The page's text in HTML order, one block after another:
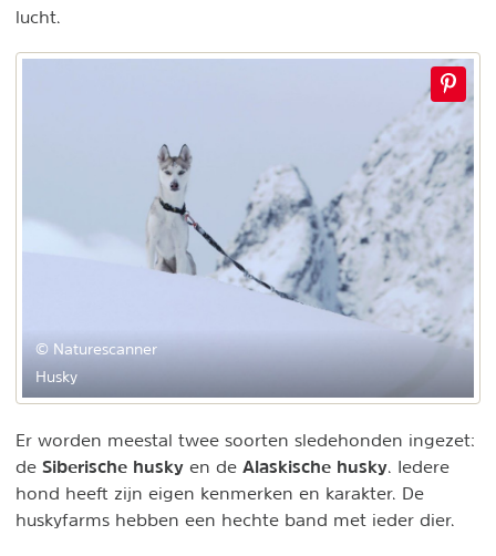
lucht.
© Naturescanner
Husky
Er worden meestal twee soorten sledehonden ingezet:
de Siberische husky en de Alaskische husky . Iedere
hond heeft zijn eigen kenmerken en karakter. De
huskyfarms hebben een hechte band met ieder dier.